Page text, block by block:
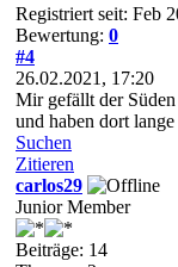
Registriert seit: Feb
Bewertung: 0
#4
26.02.2021, 17:20
Mir gefällt der
und haben dort
Suchen
Zitieren
carlos29
Junior Member
Beiträge: 14